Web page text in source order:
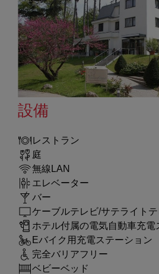
設備
レストラン
庭
無線LAN
エレベーター
バー
ケーブルテレビ/サテライト
ホテル付属の電気自動車充電
Eバイク用充電ステーション
完全バリアフリー
ベビーベッド